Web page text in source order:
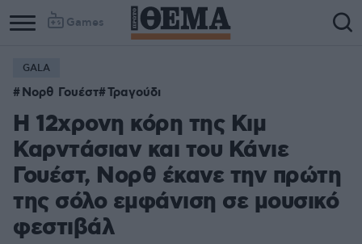
Games
GALA
Νορθ Γουέστ Τραγούδι
Η 12χρονη κόρη της Κιμ
Καρντάσιαν και του Κάνιε
Γουέστ, Νορθ έκανε την πρώτη
της σόλο εμφάνιση σε μουσικό
φεστιβάλ